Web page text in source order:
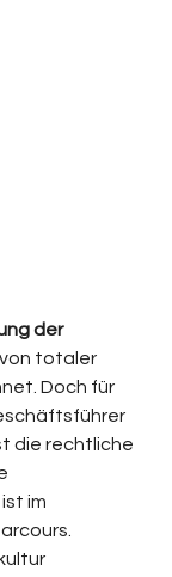
der
totaler
Doch für
die rechtliche
ist im